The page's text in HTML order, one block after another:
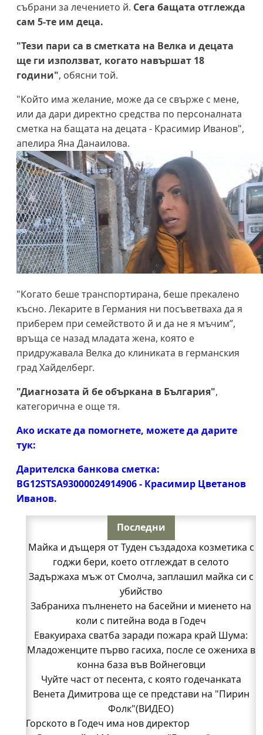
събрани за лечението й. Сега бащата отглежда
сам 5-те им деца.
"Тези пари са в сметката на Велка и децата
ще ги използват, когато навършат 18
години", обясни той.
"Който има желание, може да се свърже с мене,
или да дари директно средства по персоналната
сметка на бащата на децата - Красимир Иванов",
апелира Яна Данаилова.
"Когато беше транспортирана, беше прекалено
късно. Лекарите в Германия ни посъветваха да я
приберем при семейството й и да не я мъчим”,
връща се назад младата жена, която е
придружавала Велка до клиниката в германския
град Хайделберг.
"Диагнозата й бе объркана в България",
категорична е още тя.
Ако искате да помогнете, можете да дарите
тук:
Дарителска банкова сметка:
BG12STSA93000024914906 - Красимир Цветанов
Иванов.
Последни
Майка и дъщеря от Туден създадоха козметика с
годжи бери, което отглеждат в селото
Задържаха мъж от Смолча, заплашил майка си с
убийство
Забраниха пълненето на басейни и миенето на
коли с питейна вода в Годеч
Евакуираха сватба заради пожара край Шума:
Младоженците първо гасиха, после се ожениха в
конна база във Войнеговци
Чуйте част от песента, с която годечанката
Венета Димитрова ще се представи на "Пирин
Фолк"(ВИДЕО)
Горското в Годеч има нов директор